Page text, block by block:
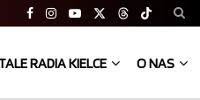
RADIA KIELCE O NAS